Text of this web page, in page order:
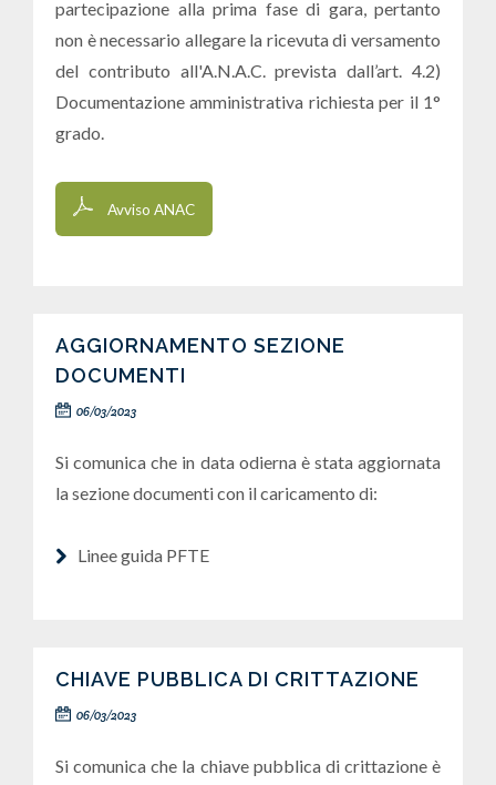
partecipazione alla prima fase di gara, pertanto
non è necessario allegare la ricevuta di versamento
del contributo all'A.N.A.C. prevista dall’art. 4.2)
Documentazione amministrativa richiesta per il 1°
grado.
Avviso ANAC
AGGIORNAMENTO SEZIONE
DOCUMENTI
06/03/2023
Si comunica che in data odierna è stata aggiornata
la sezione documenti con il caricamento di:
Linee guida PFTE
CHIAVE PUBBLICA DI CRITTAZIONE
06/03/2023
Si comunica che la chiave pubblica di crittazione è